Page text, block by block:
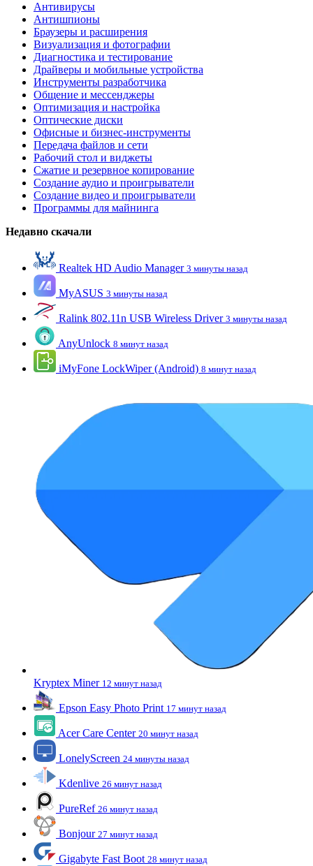
Антивирусы
Антишпионы
Браузеры и расширения
Визуализация и фотографии
Диагностика и тестирование
Драйверы и мобильные устройства
Инструменты разработчика
Общение и мессенджеры
Оптимизация и настройка
Оптические диски
Офисные и бизнес-инструменты
Передача файлов и сети
Рабочий стол и виджеты
Сжатие и резервное копирование
Создание аудио и проигрыватели
Создание видео и проигрыватели
Программы для майнинга
Недавно скачали
Realtek HD Audio Manager 3 минуты назад
MyASUS 3 минуты назад
Ralink 802.11n USB Wireless Driver 3 минуты назад
AnyUnlock 8 минут назад
iMyFone LockWiper (Android) 8 минут назад
Kryptex Miner 12 минут назад
Epson Easy Photo Print 17 минут назад
Acer Care Center 20 минут назад
LonelyScreen 24 минуты назад
Kdenlive 26 минут назад
PureRef 26 минут назад
Bonjour 27 минут назад
Gigabyte Fast Boot 28 минут назад